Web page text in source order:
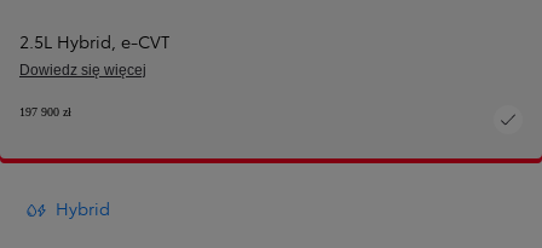
2.5L Hybrid, e‑CVT
Dowiedz się więcej
197 900 zł
Hybrid